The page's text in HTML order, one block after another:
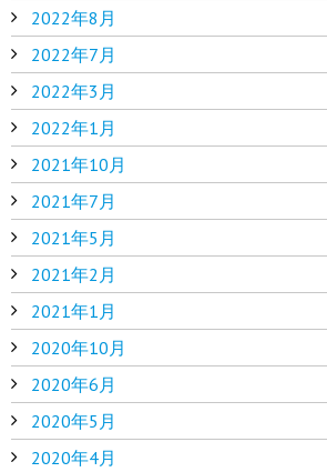
2022年8月
2022年7月
2022年3月
2022年1月
2021年10月
2021年7月
2021年5月
2021年2月
2021年1月
2020年10月
2020年6月
2020年5月
2020年4月